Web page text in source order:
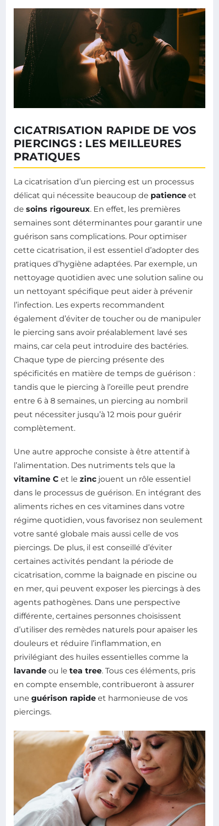
CICATRISATION RAPIDE DE VOS
PIERCINGS : LES MEILLEURES
PRATIQUES
La cicatrisation d’un piercing est un processus
délicat qui nécessite beaucoup de patience et
de soins rigoureux. En effet, les premières
semaines sont déterminantes pour garantir une
guérison sans complications. Pour optimiser
cette cicatrisation, il est essentiel d’adopter des
pratiques d’hygiène adaptées. Par exemple, un
nettoyage quotidien avec une solution saline ou
un nettoyant spécifique peut aider à prévenir
l’infection. Les experts recommandent
également d’éviter de toucher ou de manipuler
le piercing sans avoir préalablement lavé ses
mains, car cela peut introduire des bactéries.
Chaque type de piercing présente des
spécificités en matière de temps de guérison :
tandis que le piercing à l’oreille peut prendre
entre 6 à 8 semaines, un piercing au nombril
peut nécessiter jusqu’à 12 mois pour guérir
complètement.
Une autre approche consiste à être attentif à
l’alimentation. Des nutriments tels que la
vitamine C et le zinc jouent un rôle essentiel
dans le processus de guérison. En intégrant des
aliments riches en ces vitamines dans votre
régime quotidien, vous favorisez non seulement
votre santé globale mais aussi celle de vos
piercings. De plus, il est conseillé d’éviter
certaines activités pendant la période de
cicatrisation, comme la baignade en piscine ou
en mer, qui peuvent exposer les piercings à des
agents pathogènes. Dans une perspective
différente, certaines personnes choisissent
d’utiliser des remèdes naturels pour apaiser les
douleurs et réduire l’inflammation, en
privilégiant des huiles essentielles comme la
lavande ou le tea tree. Tous ces éléments, pris
en compte ensemble, contribueront à assurer
une guérison rapide et harmonieuse de vos
piercings.